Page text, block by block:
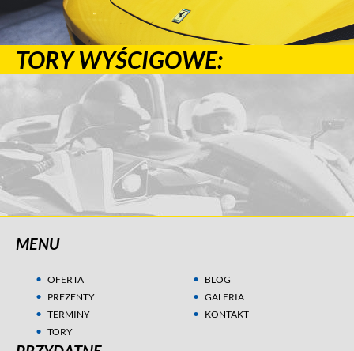
TORY WYŚCIGOWE:
MENU
OFERTA
PREZENTY
TERMINY
TORY
BLOG
GALERIA
KONTAKT